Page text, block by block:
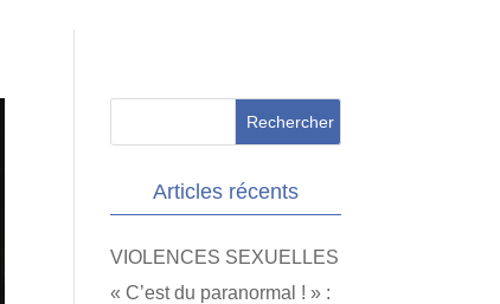
Articles récents
VIOLENCES SEXUELLES
« C’est du paranormal ! » :